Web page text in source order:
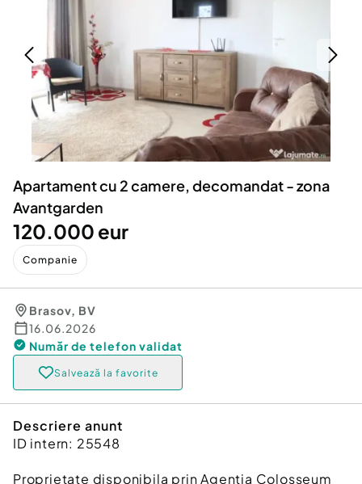
Animale de companie
Afaceri și echipamente profesionale
Inchiriere Bunuri si Vehicule
Utilaje agricole si industriale
Piese auto si accesorii
Dacia Duster
Apartament cu 2 camere, decomandat - zona
Avantgarden
120.000 eur
Companie
Brasov, BV
16.06.2026
Număr de telefon validat
Salvează la favorite
Descriere anunt
ID intern: 25548
Proprietate disponibila prin Agentia Colosseum